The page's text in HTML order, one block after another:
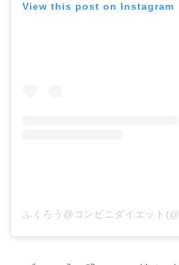
View this post on Instagram